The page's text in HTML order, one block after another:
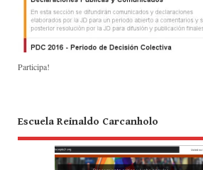
Participa!
Escuela Reinaldo Carcanholo